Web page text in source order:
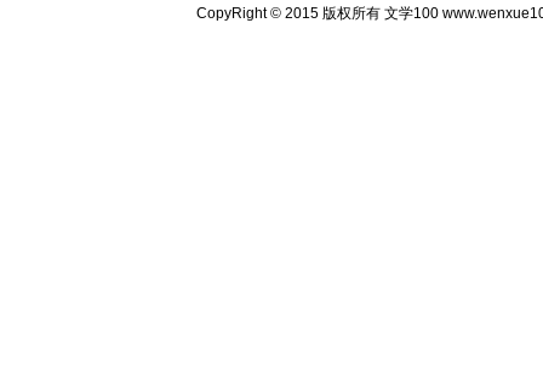
CopyRight © 2015 版权所有 文学100